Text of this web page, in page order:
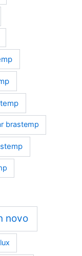
brastemp
novo